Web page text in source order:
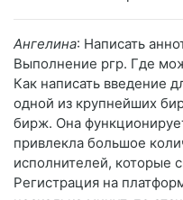
Ангелина: Написать
Выполнение ргр. Где
Как написать введение
одной из крупнейших
бирж. Она
привлекла большое
исполнителей, которые
Регистрация на